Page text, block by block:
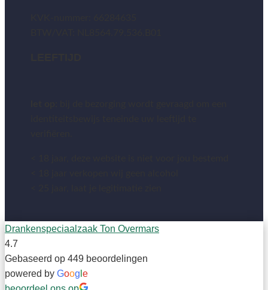
Drankenspeciaalzaak Ton Overmars
4.7
Gebaseerd op 449 beoordelingen
powered by Goog e